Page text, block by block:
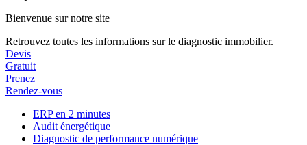
Bienvenue sur notre site
Retrouvez toutes les informations sur le diagnostic immobilier.
Devis
Gratuit
Prenez
Rendez-vous
ERP en 2 minutes
Audit énergétique
Diagnostic de performance numérique